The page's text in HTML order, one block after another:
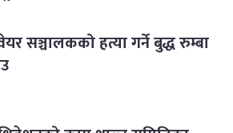
सञ्चालकको हत्या गर्ने बुद्ध रुम्बा